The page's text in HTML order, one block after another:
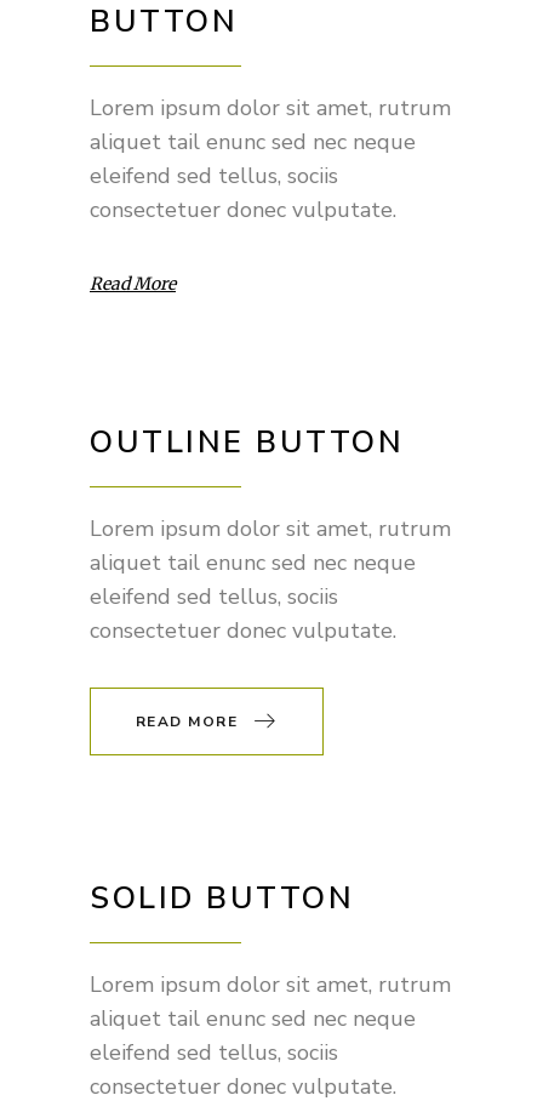
BUTTON
Lorem ipsum dolor sit amet, rutrum
aliquet tail enunc sed nec neque
eleifend sed tellus, sociis
consectetuer donec vulputate.
Read More
OUTLINE BUTTON
Lorem ipsum dolor sit amet, rutrum
aliquet tail enunc sed nec neque
eleifend sed tellus, sociis
consectetuer donec vulputate.
READ MORE
SOLID BUTTON
Lorem ipsum dolor sit amet, rutrum
aliquet tail enunc sed nec neque
eleifend sed tellus, sociis
consectetuer donec vulputate.